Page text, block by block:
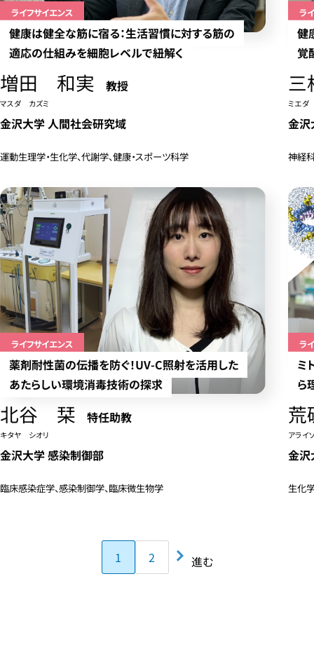
ライフサイエンス
健康は健全な筋に宿る：生活習慣に対する筋の
適応の仕組みを細胞レベルで紐解く
増田 和実 教授
マスダ カズミ
金沢大学 人間社会研究域
運動生理学・生化学、代謝学、健康・スポーツ科学
ラ
健
覚
ミエダ
金沢
神経
ライフサイエンス
薬剤耐性菌の伝播を防ぐ！UV-C照射を活用した
あたらしい環境消毒技術の探求
北谷 栞 特任助教
キタヤ シオリ
金沢大学 感染制御部
臨床感染症学、感染制御学、臨床微生物学
ラ
ミ
ら
アライ
金沢
生化
1 2 進む